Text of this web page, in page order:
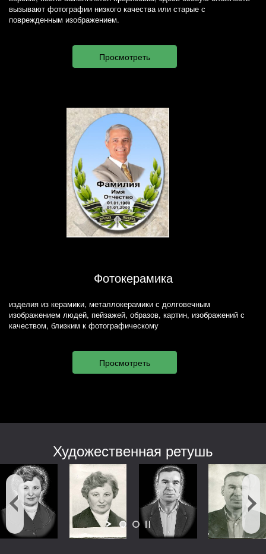
вызывают фотографии низкого качества или старые с
поврежденным изображением.
Фотокерамика
изделия из керамики, металлокерамики с долговечным
изображением людей, пейзажей, образов, картин, изображений с
качеством, близким к фотографическому
Художественная ретушь